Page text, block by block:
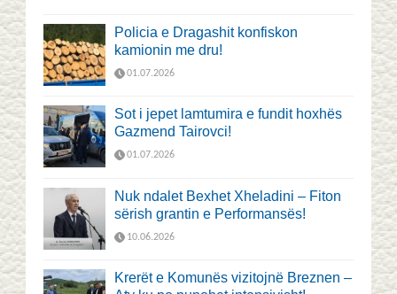
Policia e Dragashit konfiskon
kamionin me dru!
01.07.2026
Sot i jepet lamtumira e fundit hoxhës
Gazmend Tairovci!
01.07.2026
Nuk ndalet Bexhet Xheladini – Fiton
sërish grantin e Performansës!
10.06.2026
Krerët e Komunës vizitojnë Breznen –